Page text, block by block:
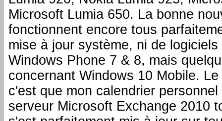
Microsoft Lumia 650. La bonne
fonctionnent encore tous
mise à jour système, ni de
Windows Phone 7 & 8, mais
concernant Windows 10 Mobile.
c'est que mon calendrier
serveur Microsoft Exchange 2010